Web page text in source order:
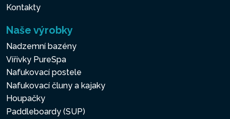
Kontakty
Naše výrobky
Nadzemní bazény
Vířivky PureSpa
Nafukovací postele
Nafukovací čluny a kajaky
Houpačky
Paddleboardy (SUP)